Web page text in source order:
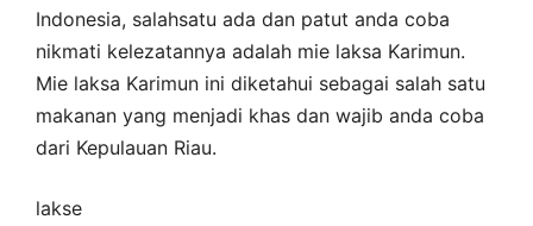
Indonesia, salahsatu ada dan patut anda coba
nikmati kelezatannya adalah mie laksa Karimun.
Mie laksa Karimun ini diketahui sebagai salah satu
makanan yang menjadi khas dan wajib anda coba
dari Kepulauan Riau.
lakse